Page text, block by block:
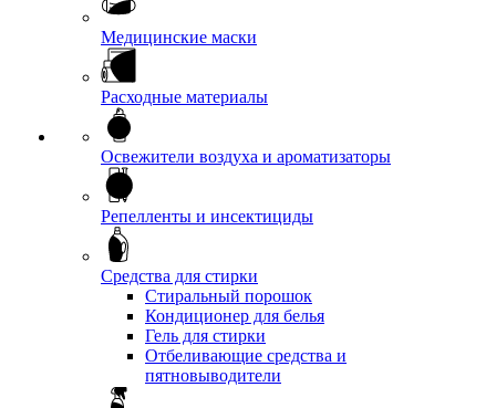
Медицинские маски
Расходные материалы
Освежители воздуха и ароматизаторы
Репелленты и инсектициды
Средства для стирки
Стиральный порошок
Кондиционер для белья
Гель для стирки
Отбеливающие средства и
пятновыводители